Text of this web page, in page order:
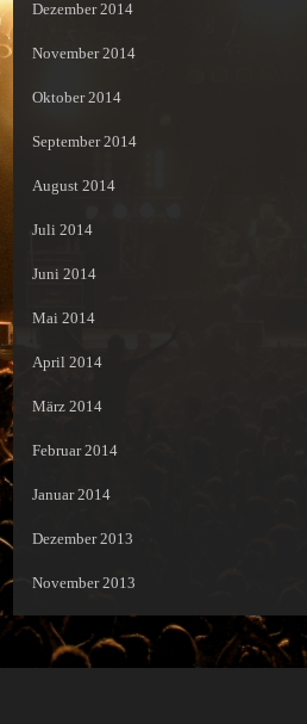
Dezember 2014
November 2014
Oktober 2014
September 2014
August 2014
Juli 2014
Juni 2014
Mai 2014
April 2014
März 2014
Februar 2014
Januar 2014
Dezember 2013
November 2013